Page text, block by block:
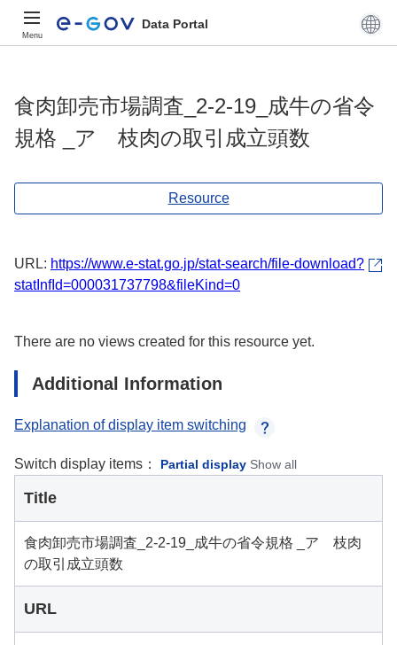
Menu
Data Portal
食肉卸売市場調査_2-2-19_成牛の省令
規格 _ア 枝肉の取引成立頭数
Resource
URL: https://www.e-stat.go.jp/stat-search/file-download?
statInfId=000031737798&fileKind=0
There are no views created for this resource yet.
Additional Information
Explanation of display item switching
Switch display items： Partial display Show all
Title
食肉卸売市場調査_2-2-19_成牛の省令規格 _ア 枝肉
の取引成立頭数
URL